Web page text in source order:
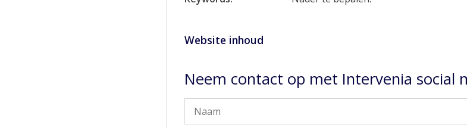
Website inhoud
Neem contact op met Intervenia social